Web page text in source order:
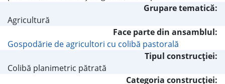
Grupare tematică:
Agricultură
Face parte din ansamblul:
Gospodărie de agricultori cu colibă pastorală
Tipul construcţiei:
Colibă planimetric pătrată
Categoria construcţiei: